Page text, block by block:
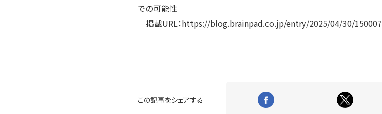
での可能性
掲載URL：https://blog.brainpad.co.jp/entry/2025/04/30/150007
この記事をシェアする